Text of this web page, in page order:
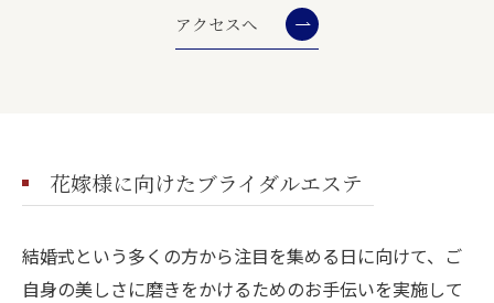
アクセスへ
花嫁様に向けたブライダルエステ
結婚式という多くの方から注目を集める日に向けて、ご
自身の美しさに磨きをかけるためのお手伝いを実施して